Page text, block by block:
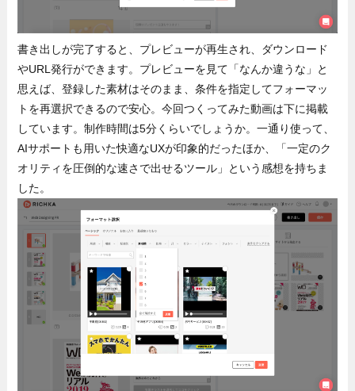
書き出しが完了すると、プレビューが再生され、ダウンロード
やURL発行ができます。プレビューを見て「なんか違うな」と
思えば、登録した素材はそのまま、条件を指定してフォーマッ
トを再選択できるので安心。今回つくってみた動画は下に掲載
しています。制作時間は5分くらいでしょうか。一通り使って、
AIサポートも用いた快適なUXが印象的だったほか、「一定のク
オリティを圧倒的な速さで出せるツール」という感想を持ちま
した。